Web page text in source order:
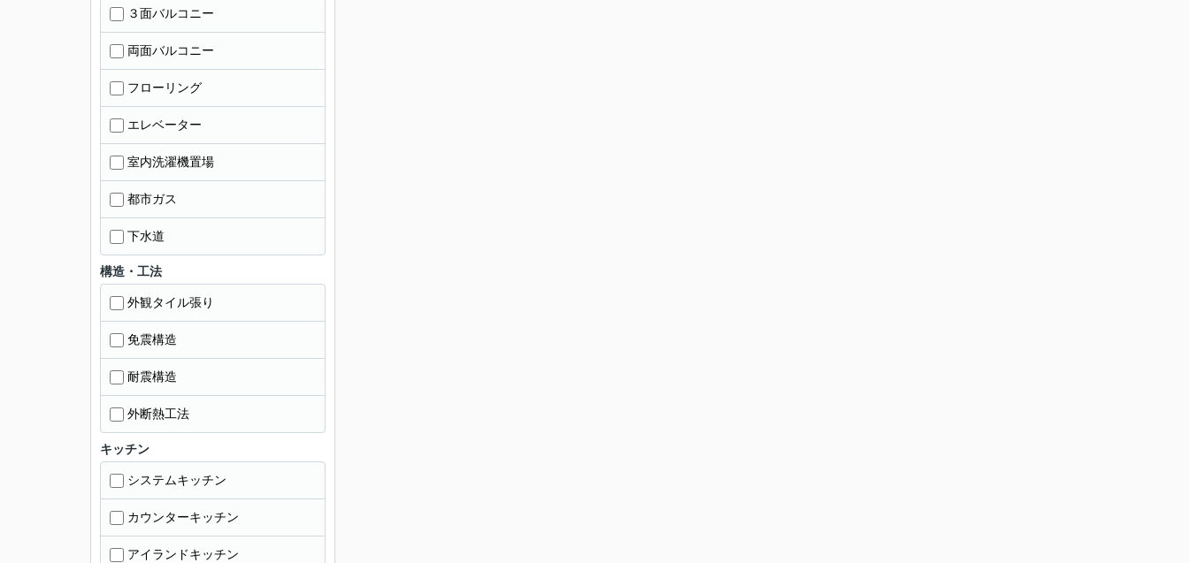
３面バルコニー
両面バルコニー
フローリング
エレベーター
室内洗濯機置場
都市ガス
下水道
構造・工法
外観タイル張り
免震構造
耐震構造
外断熱工法
キッチン
システムキッチン
カウンターキッチン
アイランドキッチン